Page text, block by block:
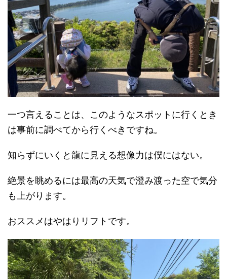
一つ言えることは、このようなスポットに行くとき
は事前に調べてから行くべきですね。
知らずにいくと龍に見える想像力は僕にはない。
絶景を眺めるには最高の天気で澄み渡った空で気分
も上がります。
おススメはやはりリフトです。